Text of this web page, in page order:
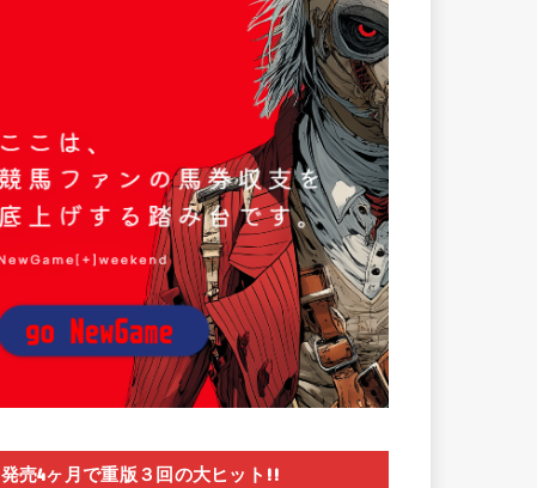
発売4ヶ月で重版３回の大ヒット!!